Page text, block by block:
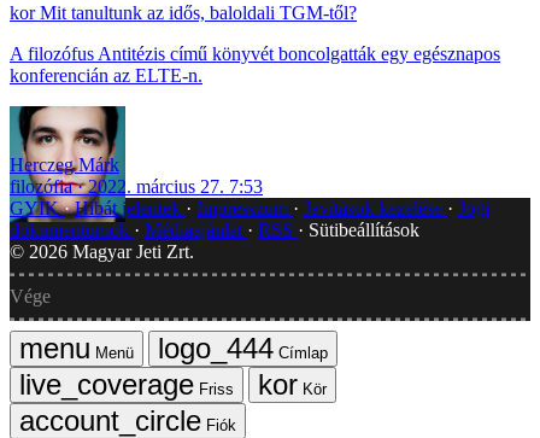
Mit tanultunk az idős, baloldali TGM-től?
A filozófus Antitézis című könyvét boncolgatták egy egésznapos
konferencián az ELTE-n.
Herczeg Márk
filozófia
2022. március 27. 7:53
GYIK Hibát jelentek Impresszum Javítások kezelése
Jogi
dokumentumok
Médiaajánlat RSS
Sütibeállítások
© 2026 Magyar Jeti Zrt.
Vége
Menü
Címlap
Friss
Kör
Fiók